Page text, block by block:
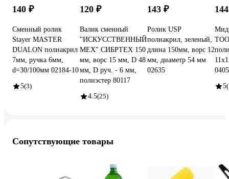
140 ₽
Сменный ролик
Stayer MASTER
DUALON полиакрил
7мм, ручка 6мм,
d=30/100мм 02184-10
5(3)
120 ₽
Валик сменный
"ИСКУССТВЕННЫЙ
МЕХ" СИБРТЕХ 150
мм, ворс 15 мм, D 48
мм, D руч. - 6 мм,
полиэстер 80117
4.5(25)
143 ₽
Ролик USP
полиакрил, зеленый,
длина 150мм, ворс 12
мм, диаметр 54 мм
02635
5
Сопутствующие товары